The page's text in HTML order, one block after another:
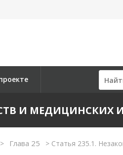
И МЕДИЦИНСКИХ
> Глава 25 >Статья 235.1.